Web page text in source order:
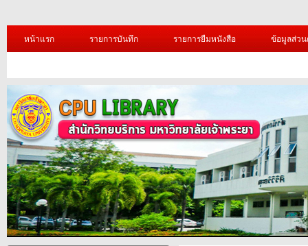
หน้าแรก รายการบันทึก รายการยืมหนังสือ ข้อมูลส่ว